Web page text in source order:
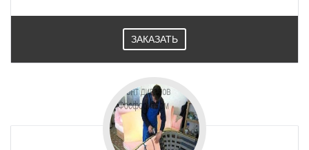
ЗАКАЗАТЬ